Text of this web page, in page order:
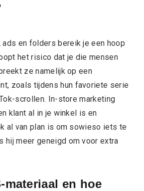
en folders bereik je een hoop
het risico dat je die mensen
ze namelijk op een
zoals tijdens hun favoriete serie
scrollen. In-store marketing
klant al in je winkel is en
al van plan is om sowieso iets te
hij meer geneigd om voor extra
materiaal en hoe